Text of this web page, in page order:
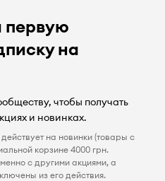
первую
на
чтобы получать
и новинках.
на новинки (товары с
корзине 4000 грн.
с другими акциями, а
из его действия.